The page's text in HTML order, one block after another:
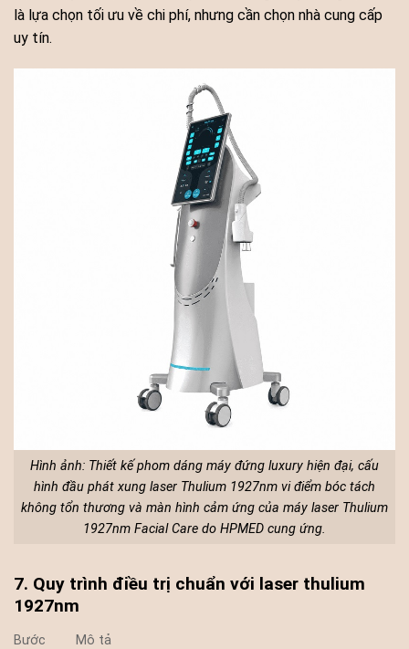
là lựa chọn tối ưu về chi phí, nhưng cần chọn nhà cung cấp
uy tín.
Hình ảnh: Thiết kế phom dáng máy đứng luxury hiện đại, cấu
hình đầu phát xung laser Thulium 1927nm vi điểm bóc tách
không tổn thương và màn hình cảm ứng của máy laser Thulium
1927nm Facial Care do HPMED cung ứng.
7. Quy trình điều trị chuẩn với laser thulium
1927nm
Bước
Mô tả